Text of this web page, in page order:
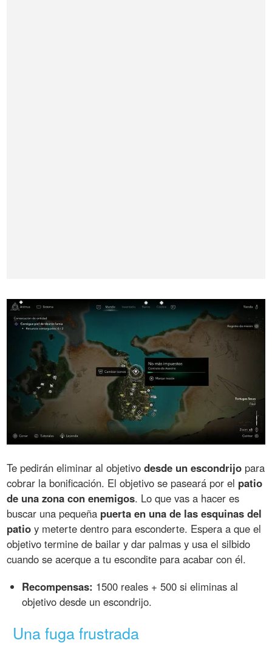
Te pedirán eliminar al objetivodesde un escondrijo para
cobrar la bonificación. El objetivo se paseará por el patio
de una zona con enemigos. Lo que vas a hacer es
buscar una pequeña puerta en una de las esquinas del
patio y meterte dentro para esconderte. Espera a que el
objetivo termine de bailar y dar palmas y usa el silbido
cuando se acerque a tu escondite para acabar con él.
Recompensas: 1500 reales + 500 si eliminas al
objetivo desde un escondrijo.
Una fuga frustrada